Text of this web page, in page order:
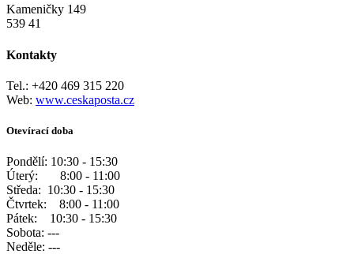
Kameničky 149
539 41
Kontakty
Tel.: +420 469 315 220
Web: www.ceskaposta.cz
Otevírací doba
Pondělí: 10:30 - 15:30
Úterý: 8:00 - 11:00
Středa: 10:30 - 15:30
Čtvrtek: 8:00 - 11:00
Pátek: 10:30 - 15:30
Sobota: ---
Neděle: ---